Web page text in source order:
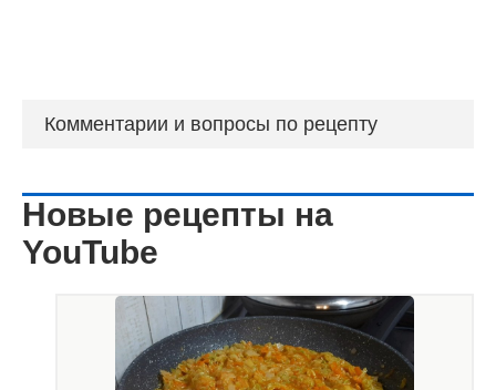
Комментарии и вопросы по рецепту
Новые рецепты на
YouTube